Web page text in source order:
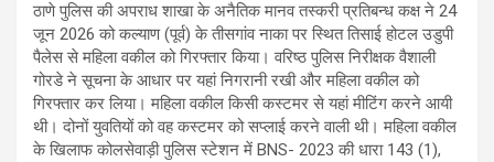
ठाणे पुलिस की अपराध शाखा के अनैतिक मानव तस्करी प्रतिबन्ध कक्ष ने 24
जून 2026 को कल्याण (पूर्व) के तीसगांव नाका पर स्थित तिसाई होटल उडुपी
पैलेस से महिला वकील को गिरफ्तार किया। वरिष्ठ पुलिस निरीक्षक वैशाली
गोरडे ने सूचना के आधार पर यहां निगरानी रखी और महिला वकील को
गिरफ्तार कर लिया। महिला वकील किसी कस्टमर से यहां मीटिंग करने आयी
थी। दोनों युवतियों को वह कस्टमर को सप्लाई करने वाली थी। महिला वकील
के खिलाफ कोलसेवाड़ी पुलिस स्टेशन में BNS- 2023 की धारा 143 (1),